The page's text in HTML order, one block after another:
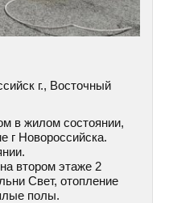
г., Восточный
в жилом состоянии,
г Новороссийска.
втором этаже 2
Свет, отопление
полы.